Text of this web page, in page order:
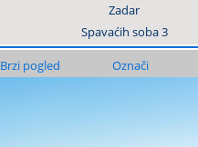
Zadar
Spavaćih soba3
Brzi pogled Označi